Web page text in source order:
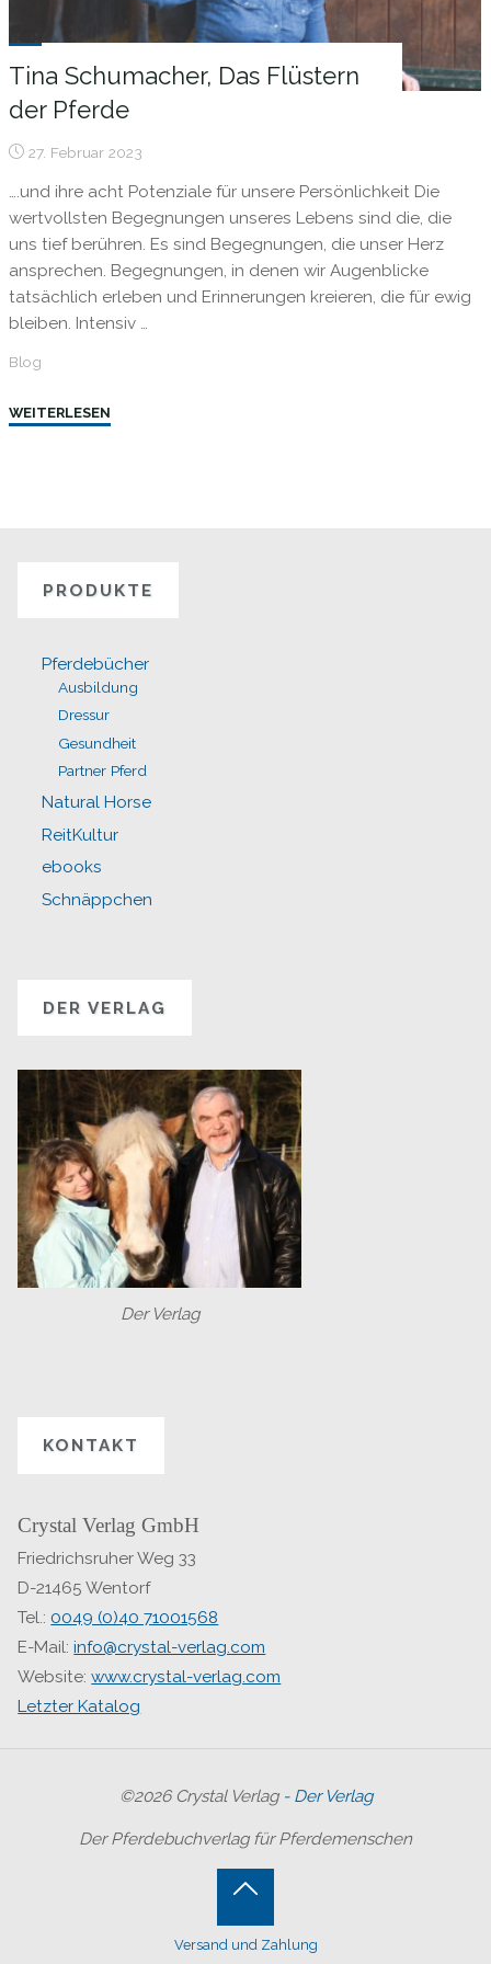
Tina Schumacher, Das Flüstern
der Pferde
27. Februar 2023
….und ihre acht Potenziale für unsere Persönlichkeit Die
wertvollsten Begegnungen unseres Lebens sind die, die
uns tief berühren. Es sind Begegnungen, die unser Herz
ansprechen. Begegnungen, in denen wir Augenblicke
tatsächlich erleben und Erinnerungen kreieren, die für ewig
bleiben. Intensiv …
Blog
WEITERLESEN
PRODUKTE
Pferdebücher
Ausbildung
Dressur
Gesundheit
Partner Pferd
Natural Horse
ReitKultur
ebooks
Schnäppchen
DER VERLAG
Der Verlag
KONTAKT
Crystal Verlag GmbH
Friedrichsruher Weg 33
D-21465 Wentorf
Tel.: 0049 (0)40 71001568
E-Mail:info@crystal-verlag.com
Website:www.crystal-verlag.com
Letzter Katalog
©2026 Crystal Verlag - Der Verlag
Der Pferdebuchverlag für Pferdemenschen
Versand und Zahlung
Back